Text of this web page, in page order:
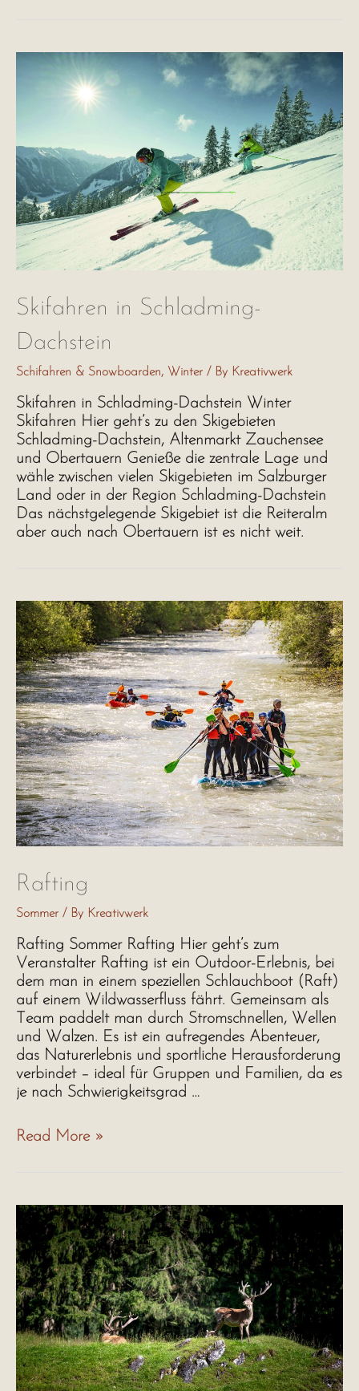
Skifahren in Schladming-
Dachstein
Schifahren & Snowboarden, Winter / By Kreativwerk
Skifahren in Schladming-Dachstein Winter
Skifahren Hier geht’s zu den Skigebieten
Schladming-Dachstein, Altenmarkt Zauchensee
und Obertauern Genieße die zentrale Lage und
wähle zwischen vielen Skigebieten im Salzburger
Land oder in der Region Schladming-Dachstein
Das nächstgelegende Skigebiet ist die Reiteralm
aber auch nach Obertauern ist es nicht weit.
Rafting
Sommer / By Kreativwerk
Rafting Sommer Rafting Hier geht’s zum
Veranstalter Rafting ist ein Outdoor-Erlebnis, bei
dem man in einem speziellen Schlauchboot (Raft)
auf einem Wildwasserfluss fährt. Gemeinsam als
Team paddelt man durch Stromschnellen, Wellen
und Walzen. Es ist ein aufregendes Abenteuer,
das Naturerlebnis und sportliche Herausforderung
verbindet – ideal für Gruppen und Familien, da es
je nach Schwierigkeitsgrad …
Rafting
Read More »